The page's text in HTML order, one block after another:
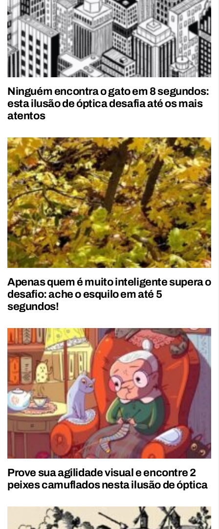
Ninguém encontra o gato em 8 segundos:
esta ilusão de óptica desafia até os mais
atentos
Apenas quem é muito inteligente supera o
desafio: ache o esquilo em até 5
segundos!
Prove sua agilidade visual e encontre 2
peixes camuflados nesta ilusão de óptica